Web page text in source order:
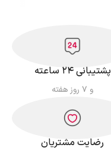
پشتیبانی ۲۴ ساعته
و ۷ روز هفته
رضایت مشتریان